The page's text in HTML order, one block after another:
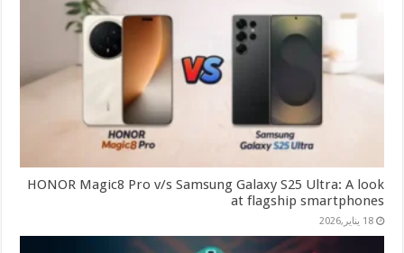
HONOR Magic8 Pro v/s Samsung Galaxy S25 Ultra: A look
at flagship smartphones
18 يناير,2026